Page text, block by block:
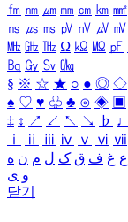
㎙ ㎚ ㎛ ㎜ ㎝ ㎞ ㎟
㎱ ㎲ ㎳ ㎴ ㎵ ㎶ ㎷
㎒ ㎓ ㎔ Ω ㏀ ㏁ ㎊
㏃ ㏉ ㏜ ㏆
§ ※ ☆ ★ ○ ● ◎ ◇
♠ ♡ ♥ ♧ ♣ ⊙ ◈ ▣
‡ ↕ ↗ ↙ ↖ ↘ ♭ ♩
ⅰ
ⅱ ⅲ ⅳ ⅴ ⅵ ⅶ
ع غ ف ق ک ل م ن ه
و ی
닫기